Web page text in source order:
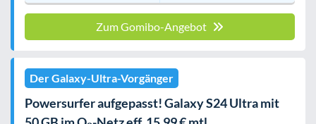
Zum Gomibo-Angebot
Der Galaxy-Ultra-Vorgänger
Powersurfer aufgepasst! Galaxy S24 Ultra mit